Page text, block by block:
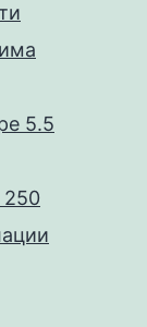
5.5
250